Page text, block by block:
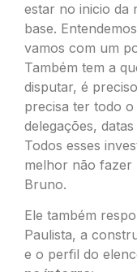
estar no inicio da
base.
vamos com um
Também tem a
disputar, é
precisa ter todo
delegações,
Todos esses
melhor não fazer
Bruno.
Ele também
Paulista, a
e o perfil do